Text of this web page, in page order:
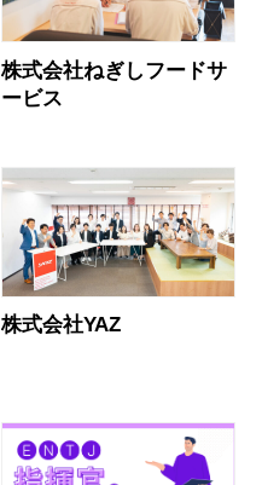
株式会社ねぎしフードサ
ービス
株式会社YAZ